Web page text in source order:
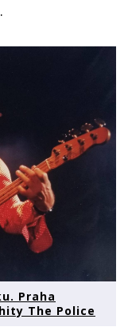
Praha
The Police